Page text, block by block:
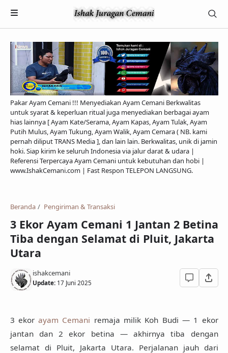
Payment
Privacy Policy
Feed
Pakar Ayam Cemani !!! Menyediakan Ayam Cemani Berkwalitas
untuk syarat & keperluan ritual juga menyediakan berbagai ayam
hias lainnya [ Ayam Kate/Serama, Ayam Kapas, Ayam Tulak, Ayam
Putih Mulus, Ayam Tukung, Ayam Walik, Ayam Cemara ( NB. kami
pernah diliput TRANS Media ], dan lain lain. Berkwalitas, unik di jamin
hoki. Siap kirim ke seluruh Indonesia via jalur darat & udara |
Referensi Terpercaya Ayam Cemani untuk kebutuhan dan hobi |
www.IshakCemani.com | Fast Respon TELEPON LANGSUNG.
Beranda Pengiriman & Transaksi
3 Ekor Ayam Cemani 1 Jantan 2 Betina
Tiba dengan Selamat di Pluit, Jakarta
Utara
ishakcemani
Update: 17 Juni 2025
3 ekorayam Cemani remaja milik Koh Budi — 1 ekor
jantan dan 2 ekor betina — akhirnya tiba dengan
selamat di Pluit, Jakarta Utara. Perjalanan jauh dari